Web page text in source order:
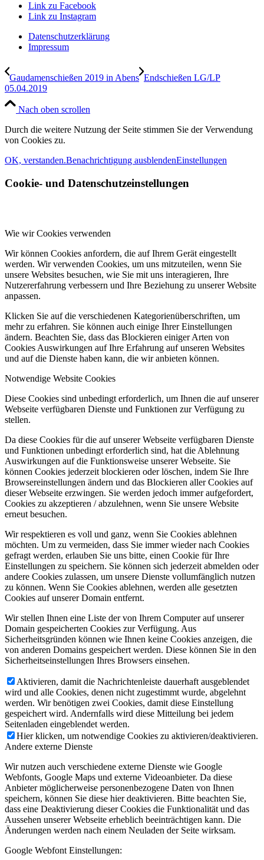
Link zu Facebook
Link zu Instagram
Datenschutzerklärung
Impressum
Gaudamenschießen 2019 in Abens Endschießen LG/LP
05.04.2019
Nach oben scrollen
Durch die weitere Nutzung der Seite stimmen Sie der Verwendung
von Cookies zu.
OK, verstanden.Benachrichtigung ausblendenEinstellungen
Cookie- und Datenschutzeinstellungen
Wie wir Cookies verwenden
Wir können Cookies anfordern, die auf Ihrem Gerät eingestellt
werden. Wir verwenden Cookies, um uns mitzuteilen, wenn Sie
unsere Websites besuchen, wie Sie mit uns interagieren, Ihre
Nutzererfahrung verbessern und Ihre Beziehung zu unserer Website
anpassen.
Klicken Sie auf die verschiedenen Kategorienüberschriften, um
mehr zu erfahren. Sie können auch einige Ihrer Einstellungen
ändern. Beachten Sie, dass das Blockieren einiger Arten von
Cookies Auswirkungen auf Ihre Erfahrung auf unseren Websites
und auf die Dienste haben kann, die wir anbieten können.
Notwendige Website Cookies
Diese Cookies sind unbedingt erforderlich, um Ihnen die auf unserer
Webseite verfügbaren Dienste und Funktionen zur Verfügung zu
stellen.
Da diese Cookies für die auf unserer Webseite verfügbaren Dienste
und Funktionen unbedingt erforderlich sind, hat die Ablehnung
Auswirkungen auf die Funktionsweise unserer Webseite. Sie
können Cookies jederzeit blockieren oder löschen, indem Sie Ihre
Browsereinstellungen ändern und das Blockieren aller Cookies auf
dieser Webseite erzwingen. Sie werden jedoch immer aufgefordert,
Cookies zu akzeptieren / abzulehnen, wenn Sie unsere Website
erneut besuchen.
Wir respektieren es voll und ganz, wenn Sie Cookies ablehnen
möchten. Um zu vermeiden, dass Sie immer wieder nach Cookies
gefragt werden, erlauben Sie uns bitte, einen Cookie für Ihre
Einstellungen zu speichern. Sie können sich jederzeit abmelden oder
andere Cookies zulassen, um unsere Dienste vollumfänglich nutzen
zu können. Wenn Sie Cookies ablehnen, werden alle gesetzten
Cookies auf unserer Domain entfernt.
Wir stellen Ihnen eine Liste der von Ihrem Computer auf unserer
Domain gespeicherten Cookies zur Verfügung. Aus
Sicherheitsgründen können wie Ihnen keine Cookies anzeigen, die
von anderen Domains gespeichert werden. Diese können Sie in den
Sicherheitseinstellungen Ihres Browsers einsehen.
Aktivieren, damit die Nachrichtenleiste dauerhaft ausgeblendet
wird und alle Cookies, denen nicht zugestimmt wurde, abgelehnt
werden. Wir benötigen zwei Cookies, damit diese Einstellung
gespeichert wird. Andernfalls wird diese Mitteilung bei jedem
Seitenladen eingeblendet werden.
Hier klicken, um notwendige Cookies zu aktivieren/deaktivieren.
Andere externe Dienste
Wir nutzen auch verschiedene externe Dienste wie Google
Webfonts, Google Maps und externe Videoanbieter. Da diese
Anbieter möglicherweise personenbezogene Daten von Ihnen
speichern, können Sie diese hier deaktivieren. Bitte beachten Sie,
dass eine Deaktivierung dieser Cookies die Funktionalität und das
Aussehen unserer Webseite erheblich beeinträchtigen kann. Die
Änderungen werden nach einem Neuladen der Seite wirksam.
Google Webfont Einstellungen: